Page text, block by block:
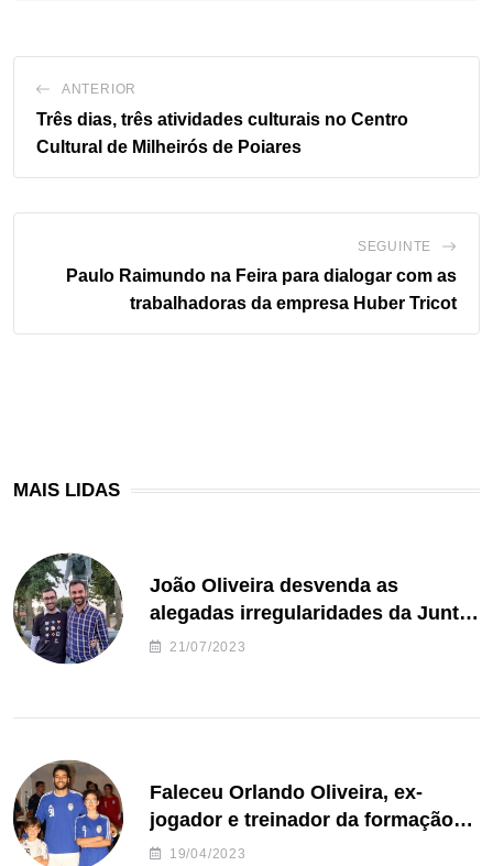
ANTERIOR
Três dias, três atividades culturais no Centro
Cultural de Milheirós de Poiares
SEGUINTE
Paulo Raimundo na Feira para dialogar com as
trabalhadoras da empresa Huber Tricot
MAIS LIDAS
João Oliveira desvenda as
alegadas irregularidades da Junta
de Freguesia S. João de Ver
21/07/2023
Faleceu Orlando Oliveira, ex-
jogador e treinador da formação
de andebol do Feirense
19/04/2023